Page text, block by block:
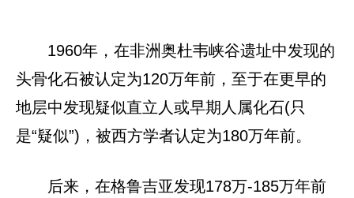
1960年，在非洲奥杜韦峡谷遗址中发现的
头骨化石被认定为120万年前，至于在更早的
地层中发现疑似直立人或早期人属化石(只
是“疑似”)，被西方学者认定为180万年前。
后来，在格鲁吉亚发现178万-185万年前